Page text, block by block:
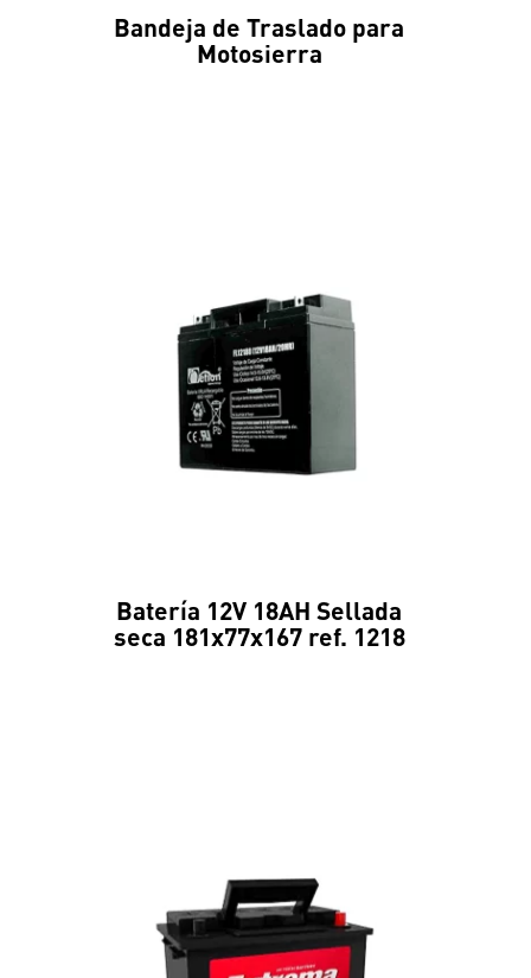
Bandeja de Traslado para
Motosierra
Batería 12V 18AH Sellada
seca 181x77x167 ref. 1218